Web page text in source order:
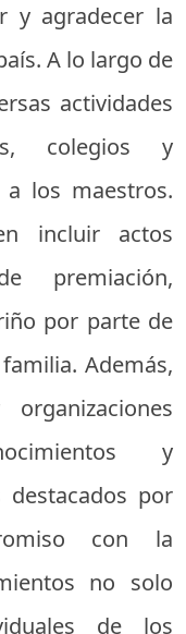
y agradecer la
A lo largo de
actividades
colegios y
a los maestros.
incluir actos
premiación,
por parte de
Además,
y
por
con la
no solo
de los